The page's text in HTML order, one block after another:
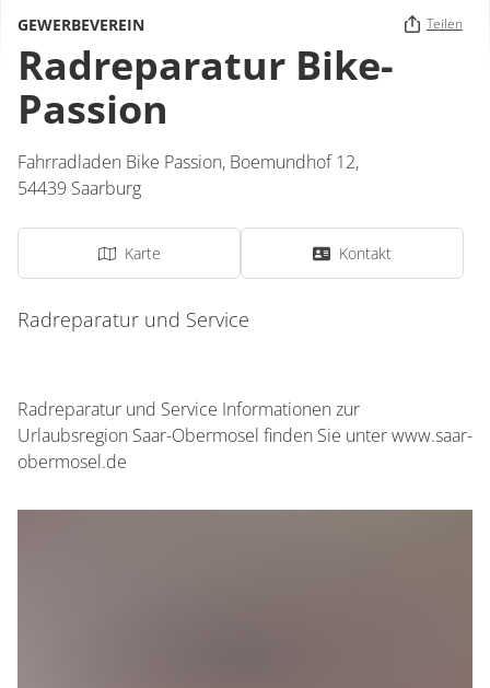
GEWERBEVEREIN Teilen
Radreparatur Bike-
Passion
Fahrradladen Bike Passion, Boemundhof 12,
54439 Saarburg
Karte Kontakt
Radreparatur und Service
Radreparatur und Service Informationen zur
Urlaubsregion Saar-Obermosel finden Sie unter www.saar-
obermosel.de